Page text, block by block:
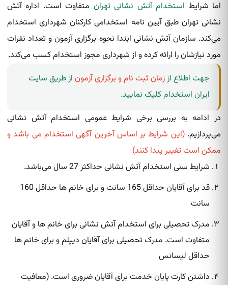
اما شرایط استخدام آتش نشانی تهران متفاوت است. اداره آتش
نشانی تهران طبق آیین نامه استخدامی کارکنان شهرداری استخدام
می‌کند. سازمان آتش‌ نشانی‌ ابتدا نحوه برگزاری آزمون و تعداد نفرات
مورد نیازشان را ارائه کرده و از شهرداری مجوز استخدام کسب می‌کند.
جهت اطلاع اززمان ثبت نام و برگزاری آزمون از طریق سایت
ایران استخدام کلیک نمایید.
در ادامه به بررسی برخی شرایط عمومی استخدام آتش نشانی
می‌پردازیم.(این شرایط بر اساس آخرین آگهی استخدام می باشد و
ممکن است تغییر پیدا کنند)
شرایط سنی استخدام آتش نشانی حداکثر 27 سال می‌باشد.
قد برای آقایان حداقل 165 سانت و برای خانم ها حداقل 160
سانت
مدرک تحصیلی برای استخدام آتش نشانی برای خانم ها و آقایان
متفاوت است. مدرک تحصیلی برای آقایان دیپلم و برای خانم ها
حداقل لیسانس
داشتن کارت پایان خدمت برای آقایان ضروری است. (معافیت